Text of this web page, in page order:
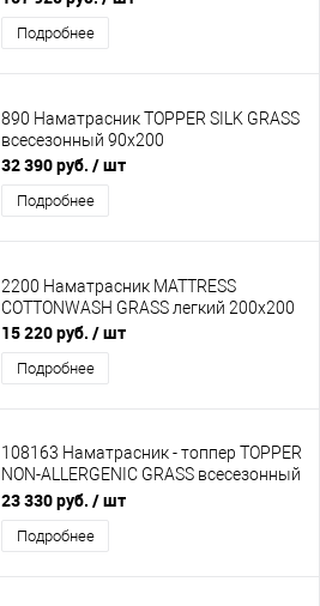
Подробнее
890 Наматрасник TOPPER SILK GRASS
всесезонный 90х200
32 390 руб. / шт
Подробнее
2200 Наматрасник MATTRESS
СOTTONWASH GRASS легкий 200х200
15 220 руб. / шт
Подробнее
108163 Наматрасник - топпер TOPPER
NON-ALLERGENIC GRASS всесезонный
160х200
23 330 руб. / шт
Подробнее